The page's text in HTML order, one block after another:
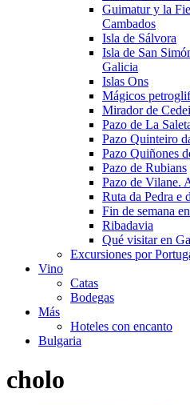
Guimatur y la
Cambados
Isla de Sálvora
Isla de San
Galicia
Islas Ons
Mágicos
Mirador de
Pazo de La
Pazo Quinteiro
Pazo Quiñones
Pazo de Rubians
Pazo de Vilane.
Ruta da Pedra e
Fin de semana
Ribadavia
Qué visitar en
Excursiones por
Vino
Catas
Bodegas
Más
Hoteles con encanto
Bulgaria
cholo